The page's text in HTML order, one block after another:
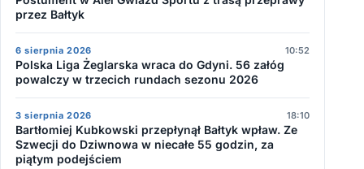
przez Bałtyk
6 sierpnia 2026 10:52
Polska Liga Żeglarska wraca do Gdyni. 56 załóg
powalczy w trzecich rundach sezonu 2026
3 sierpnia 2026 18:10
Bartłomiej Kubkowski przepłynął Bałtyk wpław. Ze
Szwecji do Dziwnowa w niecałe 55 godzin, za
piątym podejściem